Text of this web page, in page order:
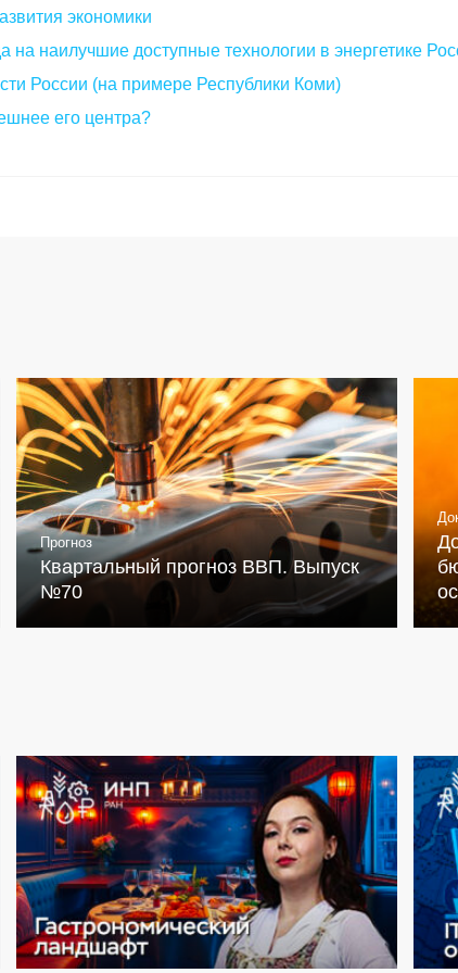
экономики
наилучшие доступные технологии в энергетике
России (на примере Республики Коми)
его центра?
Прогноз
Квартальный прогноз ВВП. Выпуск
№70